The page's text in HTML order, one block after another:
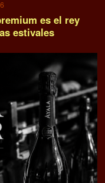
es el rey
estivales